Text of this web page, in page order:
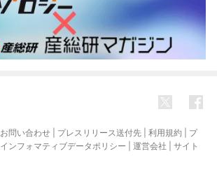
お問い合わせ プレスリリース送付先 利用規約
プ
インフォマティブデータポリシー 運営会社
サイト